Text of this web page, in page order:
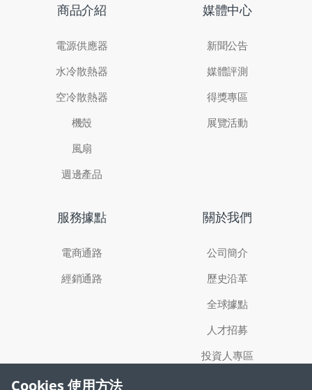
Cookies 使用方法
商品介紹
電源供應器
水冷散熱器
空冷散熱器
機殼
風扇
週邊產品
媒體中心
新聞公告
媒體評測
得獎專區
展覽活動
服務據點
電商通路
經銷通路
關於我們
公司簡介
歷史沿革
全球據點
人才招募
投資人專區